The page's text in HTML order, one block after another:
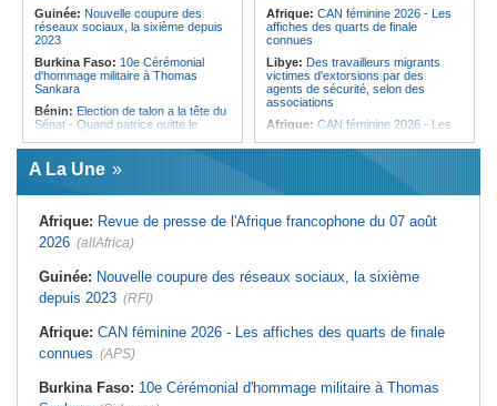
Guinée: Nouvelle coupure des
réseaux sociaux, la sixième depuis
2023
Burkina Faso: 10e Cérémonial
d'hommage militaire à Thomas
Sankara
Bénin: Election de talon a la tête du
Sénat - Quand patrice quitte le
Cameroun:
Biya - Le fantôme d'Etoudi de
cardinal d'Abuja provoque l'ire du
président Bola Tinubu
doutes concernant son état de
santé dans un message publié sur X
Afrique: Etats généraux de
rupture
Sénégal:Élections locales au pays
alimentent les soupçons d'un report
Afrique: CAN féminine 2026 - Les
affiches des quarts de finale
connues
Libye: Des travailleurs migrants
victimes d'extorsions par des
agents de sécurité, selon des
associations
Afrique: CAN féminine 2026 - Les
de finale
Infantino marquera-t-il le but de son
maintien ?
Tunisie:Colisée d'El Jem - Concert
Madagascar: Afrobasket - U18 -
Afrique du Nord:
Télécoms - Le
Groupe Maroc Telecom annonce
A La Une
Afrique: Revue de presse de l'Afrique francophone du 07 août
2026 (allAfrica)
Guinée: Nouvelle coupure des réseaux sociaux, la sixième
depuis 2023 (RFI)
Afrique: CAN féminine 2026 - Les affiches des quarts de finale
connues (APS)
Burkina Faso: 10e Cérémonial d'hommage militaire à Thomas